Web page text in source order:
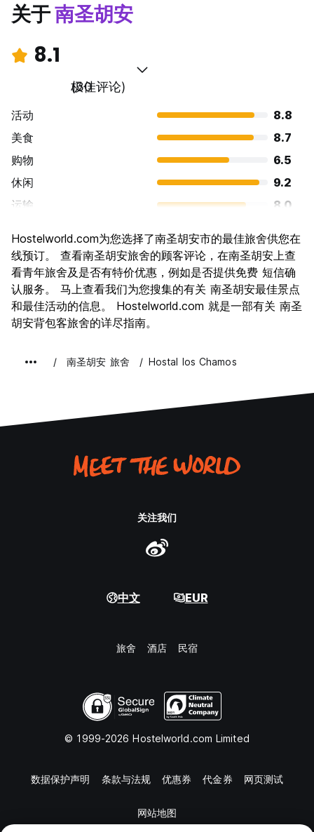
关于南圣胡安
8.1
极佳
(30 评论)
活动
8.8
美食
8.7
购物
6.5
休闲
9.2
运输
8.0
文化
7.3
夜生活
8.9
物有所值
8.6
Hostelworld.com为您选择了南圣胡安市的最佳旅舍供您在
线预订。 查看南圣胡安旅舍的顾客评论，在南圣胡安上查
看青年旅舍及是否有特价优惠，例如是否提供免费 短信确
认服务。 马上查看我们为您搜集的有关 南圣胡安最佳景点
和最佳活动的信息。 Hostelworld.com 就是一部有关 南圣
胡安背包客旅舍的详尽指南。
南圣胡安 旅舍 Hostal los Chamos
关注我们
中文 EUR
旅舍 酒店 民宿
© 1999-2026 Hostelworld.com Limited
数据保护声明 条款与法规 优惠券 代金券 网页测试
网站地图